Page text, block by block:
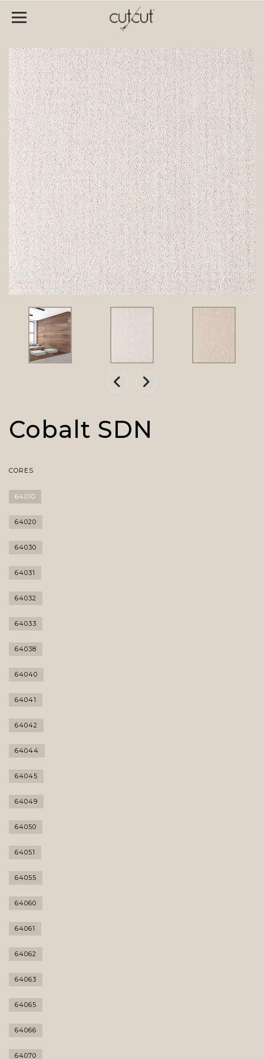
Cobalt SDN
CORES
64010
64020
64030
64031
64032
64033
64038
64040
64041
64042
64044
64045
64049
64050
64051
64055
64060
64061
64062
64063
64065
64066
64070